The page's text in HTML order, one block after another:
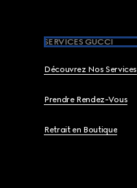
SERVICES GUCCI
Découvrez Nos Services
Prendre Rendez-Vous
Retrait en Boutique